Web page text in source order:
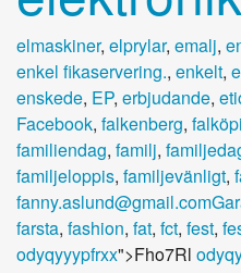
elmaskiner, elprylar, emalj,
enkel fikaservering., enkelt,
enskede, EP, erbjudande,
Facebook, falkenberg,
familiendag, familj,
familjeloppis, familjevänligt,
farsta, fashion, fat, fct, fest,
odyqyyypfrxx">Fho7Rl